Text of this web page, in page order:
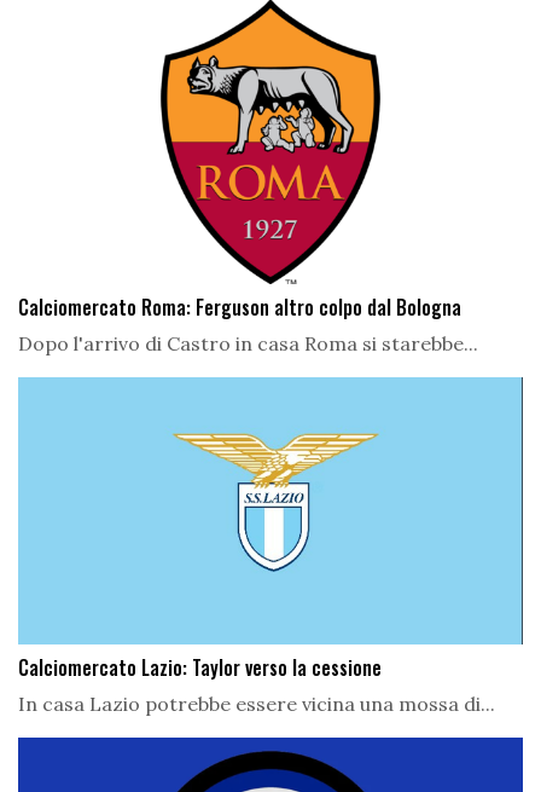
Calciomercato Roma: Ferguson altro colpo dal Bologna
Dopo l'arrivo di Castro in casa Roma si starebbe...
Calciomercato Lazio: Taylor verso la cessione
In casa Lazio potrebbe essere vicina una mossa di...